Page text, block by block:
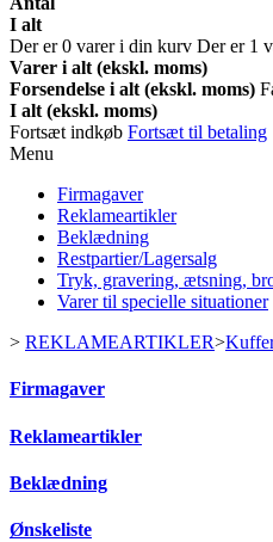
I alt
Der er0 varer i din kurv Der er 1
Varer i alt (ekskl. moms)
Forsendelse i alt (ekskl. moms)
I alt (ekskl. moms)
Fortsæt indkøb Fortsæt til betaling
Menu
Firmagaver
Reklameartikler
Beklædning
Restpartier/Lagersalg
Tryk, gravering, ætsning,
Varer til specielle situationer
> REKLAMEARTIKLER>
Firmagaver
Reklameartikler
Beklædning
Ønskeliste